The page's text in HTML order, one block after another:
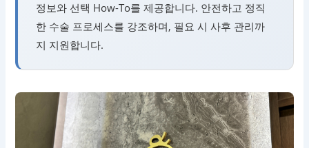
정보와 선택 How-To를 제공합니다. 안전하고 정직
한 수술 프로세스를 강조하며, 필요 시 사후 관리까
지 지원합니다.